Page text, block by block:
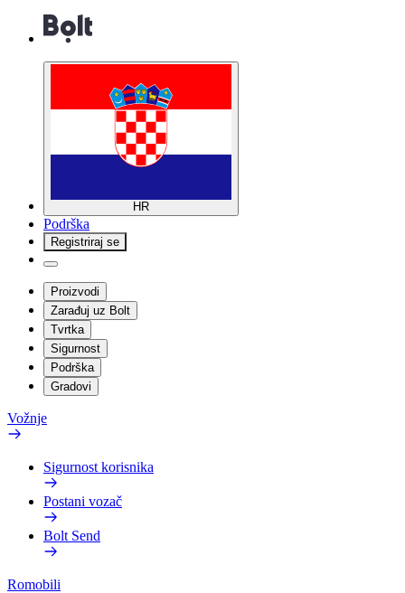
HR
Podrška
Registriraj se
Proizvodi
Zarađuj uz Bolt
Tvrtka
Sigurnost
Podrška
Gradovi
Vožnje
Sigurnost korisnika
Postani vozač
Bolt Send
Romobili